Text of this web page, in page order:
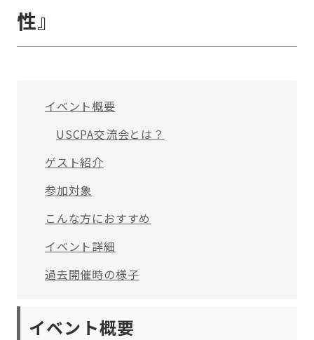
性』
イベント概要
USCPA交流会とは？
ゲスト紹介
参加対象
こんな方におすすめ
イベント詳細
過去開催時の様子
イベント概要